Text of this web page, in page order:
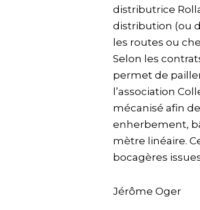
distributrice
distribution (ou
les routes ou
Selon les
permet de
l’association
mécanisé afin
enherbement,
mètre linéaire.
bocagères
Jérôme Oger